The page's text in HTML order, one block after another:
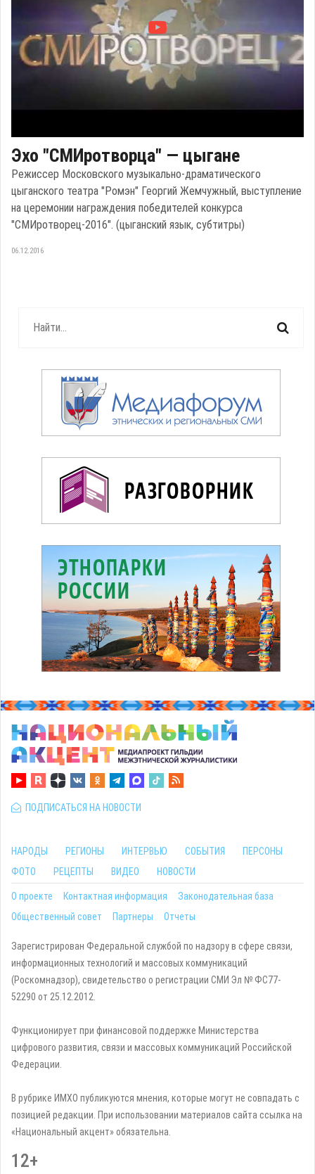
Эхо "СМИротворца" — цыгане
Режиссер Московского музыкально-драматического
цыганского театра "Ромэн" Георгий Жемчужный, выступление
на церемонии награждения победителей конкурса
"СМИротворец-2016". (цыганский язык, субтитры)
06.12.2016
ПОДПИСАТЬСЯ НА НОВОСТИ
НАРОДЫ РЕГИОНЫ ИНТЕРВЬЮ СОБЫТИЯ
ПЕРСОНЫ
ФОТО
РЕЦЕПТЫ ВИДЕО НОВОСТИ
О проекте Контактная информация
Законодательная база
Общественный совет
Партнеры Отчеты
Зарегистрирован Федеральной службой по надзору в сфере связи,
информационных технологий и массовых коммуникаций
(Роскомнадзор), свидетельство о регистрации СМИ Эл № ФС77-
52290 от 25.12.2012.
Функционирует при финансовой поддержке Министерства
цифрового развития, связи и массовых коммуникаций Российской
Федерации.
В рубрике ИМХО публикуются мнения, которые могут не совпадать с
позицией редакции. При использовании материалов сайта ссылка на
«Национальный акцент» обязательна.
12+